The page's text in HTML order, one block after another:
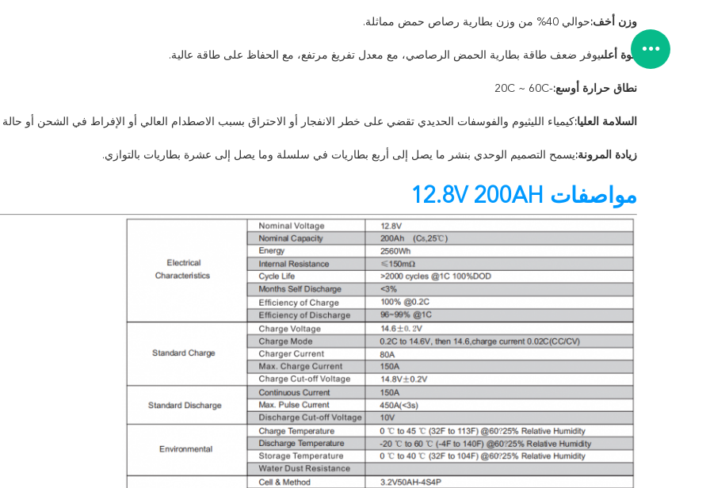
وزن أخف:حوالي 40% من وزن بطارية رصاص حمض مماثلة.
قوة أعلىيوفر ضعف طاقة بطارية الحمض الرصاصي، مع معدل تفريغ مرتفع، مع الحفاظ على طاقة عالية.
نطاق حرارة أوسع:-20C ~ 60C
السلامة العليا:كيمياء الليثيوم والفوسفات الحديدي تقضي على خطر الانفجار أو الاحتراق بسبب الاصطدام العالي أو الإفراط في الشحن أو حالة
زيادة المرونة:يسمح التصميم الوحدي بنشر ما يصل إلى أربع بطاريات في سلسلة وما يصل إلى عشرة بطاريات بالتوازي.
مواصفات 12.8V 200AH